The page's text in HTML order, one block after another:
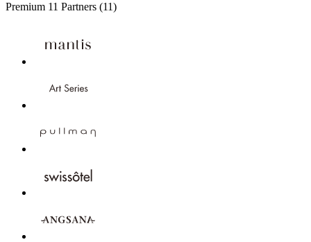
Premium 11 Partners (11)